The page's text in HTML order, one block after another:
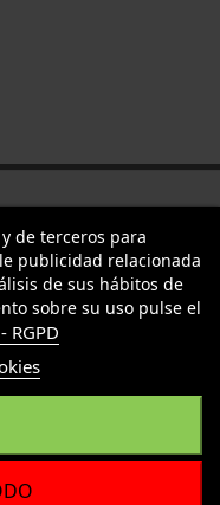
de terceros para
publicidad relacionada
de sus hábitos de
sobre su uso pulse el
RGPD